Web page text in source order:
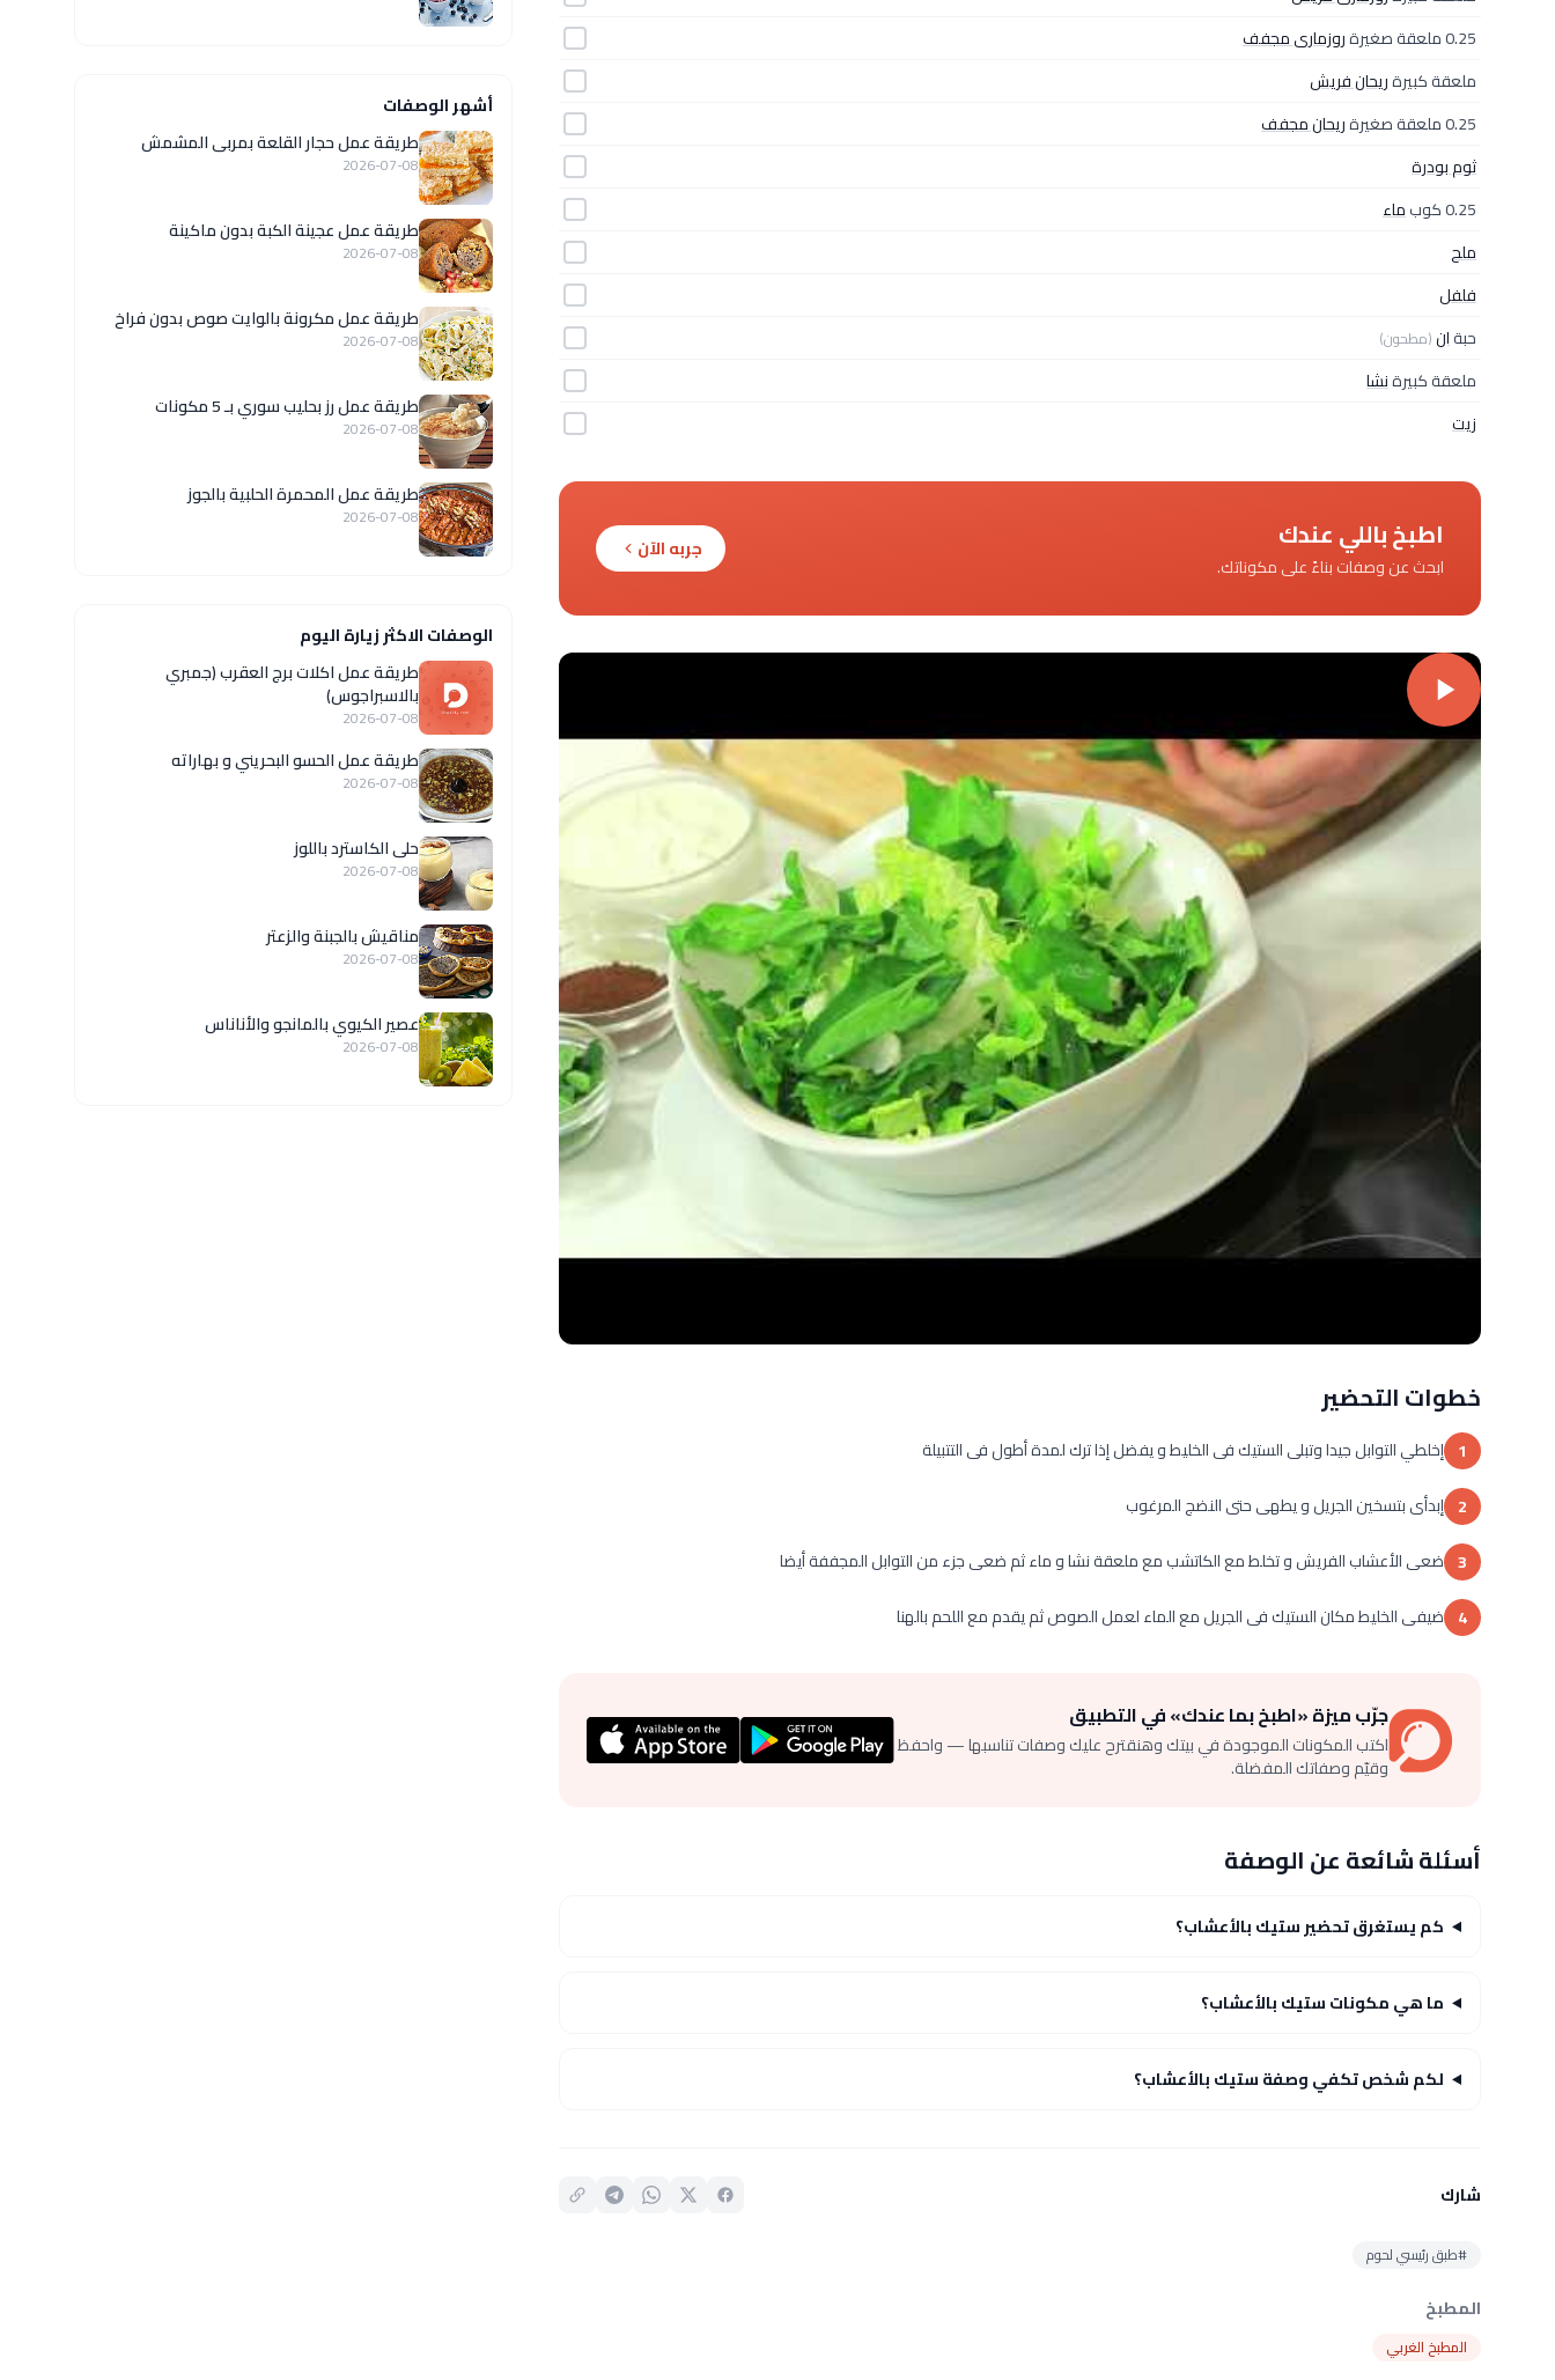
0.25 ملعقة صغيرة
روزمارى مجفف
ملعقة كبيرةريحان فريش
0.25 ملعقة صغيرة
ريحان مجفف
ثوم بودرة
0.25 كوب
ماء
ملح
فلفل
حبةان(مطحون)
ملعقة كبيرةنشا
زيت
اطبخ باللي عندك
ابحث عن وصفات بناءً على مكوناتك.
جربه الآن
خطوات التحضير
1 إخلطي التوابل جيدا وتبلى الستيك فى الخليط و يفضل إذا ترك لمدة أطول فى التتبيلة
2 إبدأى بتسخين الجريل و يطهى حتى النضج المرغوب
3 ضعى الأعشاب الفريش و تخلط مع الكاتشب مع ملعقة نشا و ماء ثم ضعى جزء من التوابل المجففة أيضا
4 ضيفى الخليط مكان الستيك فى الجريل مع الماء لعمل الصوص ثم يقدم مع اللحم بالهنا
جرّب ميزة «اطبخ بما عندك» في التطبيق
اكتب المكونات الموجودة في بيتك وهنقترح عليك وصفات تناسبها — واحفظ
وقيّم وصفاتك المفضلة.
أسئلة شائعة عن الوصفة
كم يستغرق تحضير ستيك بالأعشاب؟
ما هي مكونات ستيك بالأعشاب؟
لكم شخص تكفي وصفة ستيك بالأعشاب؟
شارك
#طبق رئيسي لحوم
المطبخ
المطبخ الغربي
أشهر الوصفات
طريقة عمل حجار القلعة بمربى المشمش
2026-07-08
طريقة عمل عجينة الكبة بدون ماكينة
2026-07-08
طريقة عمل مكرونة بالوايت صوص بدون فراخ
2026-07-08
طريقة عمل رز بحليب سوري بـ 5 مكونات
2026-07-08
طريقة عمل المحمرة الحلبية بالجوز
2026-07-08
الوصفات الاكثر زيارة اليوم
طريقة عمل اكلات برج العقرب (جمبري
بالاسبراجوس)
2026-07-08
طريقة عمل الحسو البحريني و بهاراته
2026-07-08
حلى الكاسترد باللوز
2026-07-08
مناقيش بالجبنة والزعتر
2026-07-08
عصير الكيوي بالمانجو والأناناس
2026-07-08